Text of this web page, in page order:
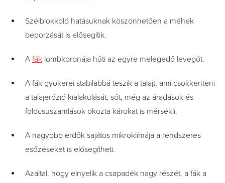
Szélblokkoló hatásuknak köszönhetően a méhek
beporzását is elősegítik.
A fák lombkoronája hűti az egyre melegedő levegőt.
A fák gyökerei stabilabbá teszik a talajt, ami csökkenteni
a talajerózió kialakulását, sőt, még az áradások és
földcsuszamlások okozta károkat is mérsékli.
A nagyobb erdők sajátos mikroklímája a rendszeres
esőzéseket is elősegítheti.
Azáltal, hogy elnyelik a csapadék nagy részét, a fák a